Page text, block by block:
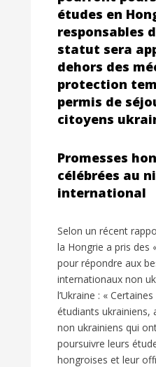
études en
responsables
statut sera
dehors des
protection
permis de
citoyens
Promesses
célébrées au
international
Selon un récent
la Hongrie a pris des
pour répondre aux
internationaux non
l’Ukraine : «
étudiants ukrainiens,
non ukrainiens qui
poursuivre leurs
hongroises et leur